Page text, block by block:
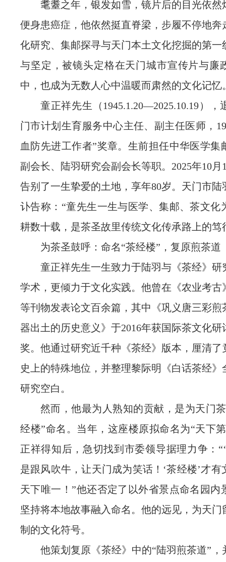
耄耋之年，银发如雪，镜片后的目光依然
便身患癌症，他依然挺直脊梁，步履不停地奔
化研究、集邮探寻与天门本土文化挖掘的第一
与坚定，被镜头定格在天门城市宣传片与廉
中，也成为无数人心中温暖而肃然的文化记忆
童正祥先生（1945.1.20—2025.10.19），
门市计划生育服务中心主任、副主任医师，
血防先进工作者”奖章。生前担任中华医学集
副会长、陆羽研究会副会长等职。2025年10月
告别了一生挚爱的土地，享年80岁。天门市陆
讣告称：“童先生一生与医学、集邮、茶文化
耕数十载，是茶圣故里传统文化传承路上的笃
为茶圣鼓呼：命名“茶经楼”，复原煎茶道
童正祥先生一生致力于陆羽与《茶经》研
学术，更倾力于文化实践。他曾在《农业考古
等刊物发表论文百余篇，其中《巩义唐三彩煎
器出土的历史意义》于2016年获国际茶文化研
奖。他通过研究近千种《茶经》版本，厘清了
史上的特殊地位，并整理黎际明《白话茶经》
研究空白。
然而，他最为人熟知的贡献，是为天门
经楼”命名。当年，这座楼原拟命名为“天下
正祥得知后，急切找到市委领导据理力争：
是跟风吹牛，让天门成为笑话！‘茶经楼’才有
天下唯一！”他还否定了以外省景点命名园内
坚持将本地故事融入命名。他的远见，为天门
制的文化符号。
他策划复原《茶经》中的“陆羽煎茶道”，